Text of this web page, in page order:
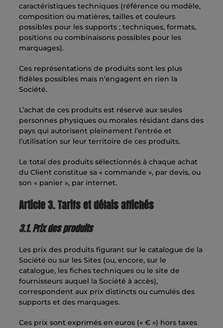
caractéristiques techniques (référence ou modèle,
composition ou matières, tailles et couleurs
possibles pour les supports ; techniques, formats,
positions ou combinaisons possibles pour les
marquages).
Ces représentations de produits sont les plus
fidèles possibles mais n’engagent en rien la
Société.
L’achat de ces produits est réservé aux seules
personnes physiques ou morales résidant dans des
pays qui autorisent pleinement l’entrée et
l’utilisation sur leur territoire de ces produits.
Le total des produits sélectionnés à chaque achat
du Client constitue sa « commande », par devis, ou
son « panier », par internet.
Article 3. Tarifs et délais affichés
3.1. Prix des produits
Les prix des produits figurant sur le catalogue de la
Société ou sur les Sites (ou, encore, sur le
catalogue, les fiches techniques ou le site de
fournisseurs auquel la Société à accès),
correspondent aux prix distincts ou cumulés des
supports et des marquages.
Ces prix sont exprimés en euros (« € ») hors taxes